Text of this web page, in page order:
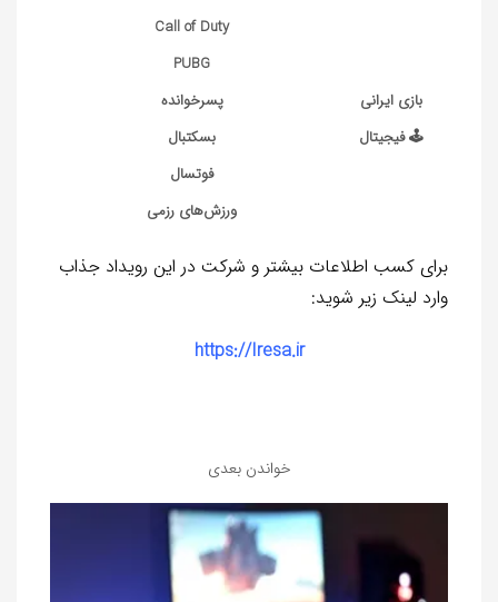
Call of Duty
PUBG
بازی ایرانی
پسرخوانده
🕹 فیجیتال
بسکتبال
فوتسال
ورزش‌های رزمی
برای کسب اطلاعات بیشتر و شرکت در این رویداد جذاب
وارد لینک زیر شوید:
https://Iresa.ir
خواندن بعدی